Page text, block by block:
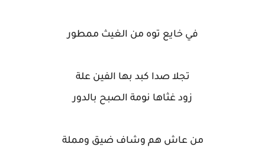
في خايع توه من الغيث ممطور
تجلا صدا كبد بها الفين علة
زود غثاها نومة الصبح بالدور
من عاش هم وشاف ضيق ومملة